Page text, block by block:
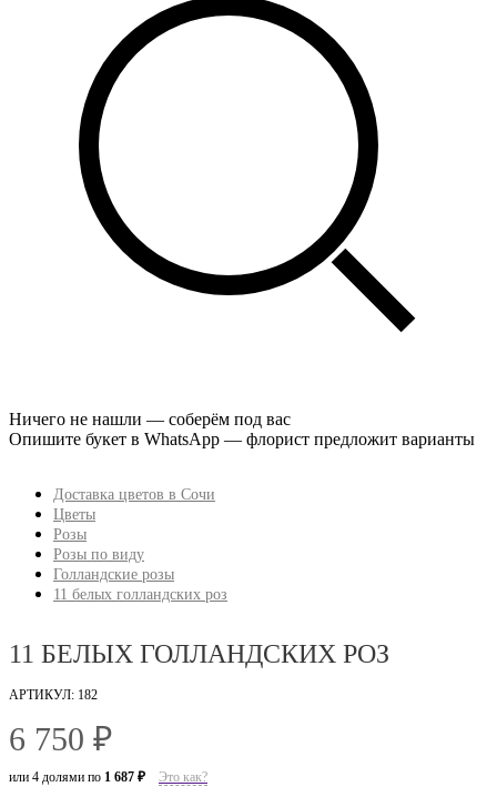
Ничего не нашли — соберём под вас
Опишите букет в WhatsApp — флорист предложит варианты
Доставка цветов в Сочи
Цветы
Розы
Розы по виду
Голландские розы
11 белых голландских роз
11 БЕЛЫХ ГОЛЛАНДСКИХ РОЗ
АРТИКУЛ: 182
6 750 ₽
или 4 долями по 1 687 ₽ Это как?